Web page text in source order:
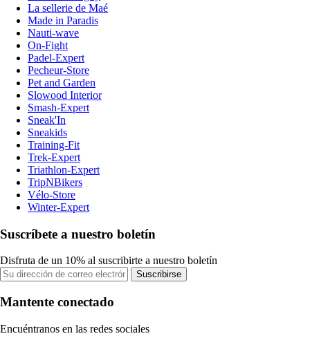
La sellerie de Maé
Made in Paradis
Nauti-wave
On-Fight
Padel-Expert
Pecheur-Store
Pet and Garden
Slowood Interior
Smash-Expert
Sneak'In
Sneakids
Training-Fit
Trek-Expert
Triathlon-Expert
TripNBikers
Vélo-Store
Winter-Expert
Suscríbete a nuestro boletín
Disfruta de un 10% al suscribirte a nuestro boletín
Suscribirse
Mantente conectado
Encuéntranos en las redes sociales